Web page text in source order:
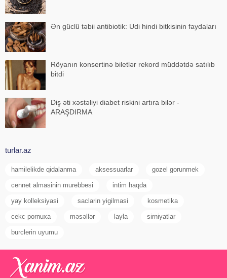
Ən güclü təbii antibiotik: Udi hindi bitkisinin faydaları
Röyanın konsertinə biletlər rekord müddətdə satılıb
bitdi
Diş əti xəstəliyi diabet riskini artıra bilər -
ARAŞDIRMA
turlar.az
hamilelikde qidalanma aksessuarlar gozel gorunmek
cennet almasinin murebbesi intim haqda
yay kolleksiyasi saclarin yigilmasi kosmetika
cekc pornuxa məsəllər layla sirniyatlar
burclerin uyumu